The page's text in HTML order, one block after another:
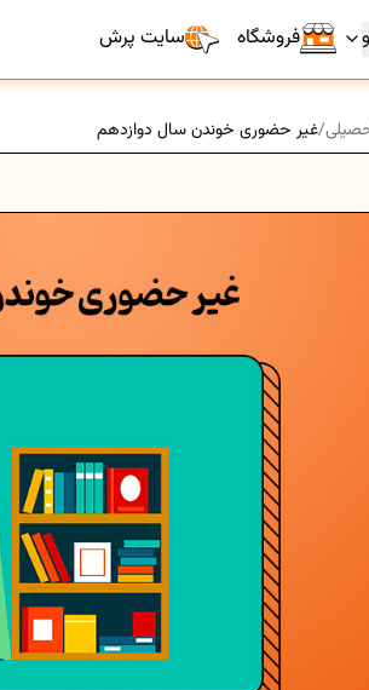
سایت پرش فروشگاه
/غیر حضوری خوندن سال دوازدهم